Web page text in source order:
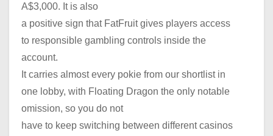
A$3,000. It is also
a positive sign that FatFruit gives players access
to responsible gambling controls inside the
account.
It carries almost every pokie from our shortlist in
one lobby, with Floating Dragon the only notable
omission, so you do not
have to keep switching between different casinos